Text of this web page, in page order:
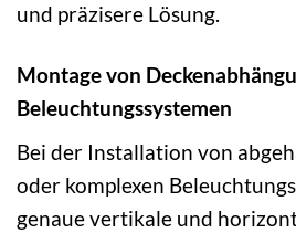
und präzisere Lösung.
Montage von
Beleuchtungssystemen
Bei der Installation von
oder komplexen
genaue vertikale und